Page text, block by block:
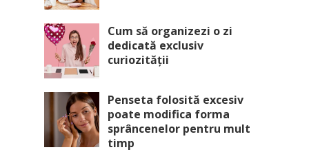
Cum să organizezi o zi
dedicată exclusiv
curiozității
Penseta folosită excesiv
poate modifica forma
sprâncenelor pentru mult
timp